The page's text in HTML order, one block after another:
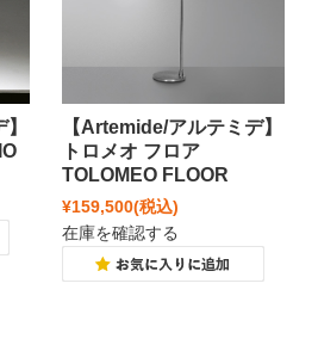
【Artemide/アルテミデ】
トロメオ フロア
TOLOMEO FLOOR
¥159,500(税込)
在庫を確認する